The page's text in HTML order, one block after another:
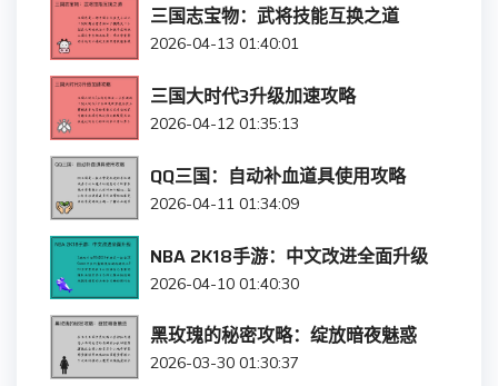
三国志宝物：武将技能互换之道
2026-04-13 01:40:01
三国大时代3升级加速攻略
2026-04-12 01:35:13
QQ三国：自动补血道具使用攻略
2026-04-11 01:34:09
NBA 2K18手游：中文改进全面升级
2026-04-10 01:40:30
黑玫瑰的秘密攻略：绽放暗夜魅惑
2026-03-30 01:30:37